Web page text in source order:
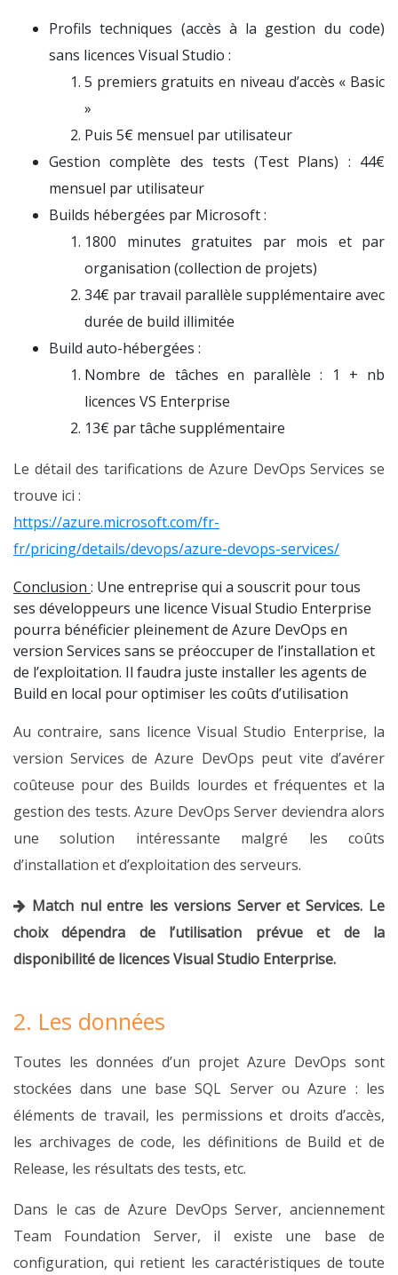
Profils techniques (accès à la gestion du code)
sans licences Visual Studio :
5 premiers gratuits en niveau d’accès « Basic
»
Puis 5€ mensuel par utilisateur
Gestion complète des tests (Test Plans) : 44€
mensuel par utilisateur
Builds hébergées par Microsoft :
1800 minutes gratuites par mois et par
organisation (collection de projets)
34€ par travail parallèle supplémentaire avec
durée de build illimitée
Build auto-hébergées :
Nombre de tâches en parallèle : 1 + nb
licences VS Enterprise
13€ par tâche supplémentaire
Le détail des tarifications de Azure DevOps Services se
trouve ici :
https://azure.microsoft.com/fr-
fr/pricing/details/devops/azure-devops-services/
Conclusion : Une entreprise qui a souscrit pour tous
ses développeurs une licence Visual Studio Enterprise
pourra bénéficier pleinement de Azure DevOps en
version Services sans se préoccuper de l’installation et
de l’exploitation. Il faudra juste installer les agents de
Build en local pour optimiser les coûts d’utilisation
Au contraire, sans licence Visual Studio Enterprise, la
version Services de Azure DevOps peut vite d’avérer
coûteuse pour des Builds lourdes et fréquentes et la
gestion des tests. Azure DevOps Server deviendra alors
une solution intéressante malgré les coûts
d’installation et d’exploitation des serveurs.
Match nul entre les versions Server et Services. Le
choix dépendra de l’utilisation prévue et de la
disponibilité de licences Visual Studio Enterprise.
2. Les données
Toutes les données d’un projet Azure DevOps sont
stockées dans une base SQL Server ou Azure : les
éléments de travail, les permissions et droits d’accès,
les archivages de code, les définitions de Build et de
Release, les résultats des tests, etc.
Dans le cas de Azure DevOps Server, anciennement
Team Foundation Server, il existe une base de
configuration, qui retient les caractéristiques de toute